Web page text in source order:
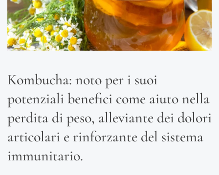
Kombucha: noto per i suoi
potenziali benefici come aiuto nella
perdita di peso, alleviante dei dolori
articolari e rinforzante del sistema
immunitario.